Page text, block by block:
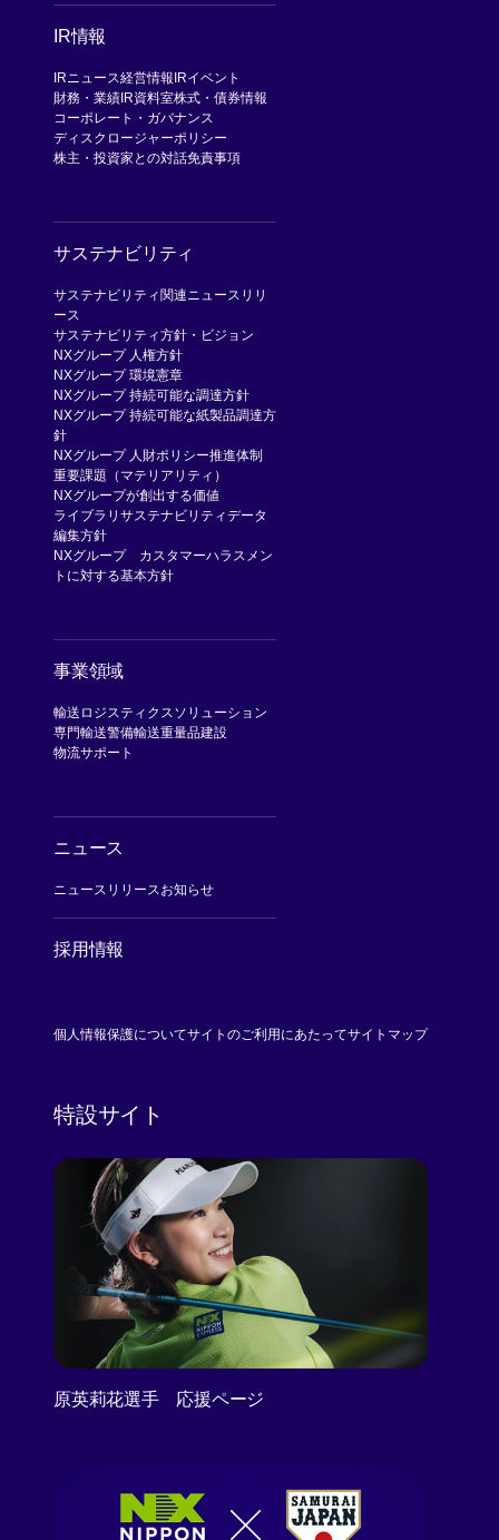
IR情報
IRニュース経営情報IRイベント
財務・業績IR資料室株式・債券情報
コーポレート・ガバナンス
ディスクロージャーポリシー
株主・投資家との対話免責事項
サステナビリティ
サステナビリティ関連ニュースリリ
ース
サステナビリティ方針・ビジョン
NXグループ 人権方針
NXグループ 環境憲章
NXグループ 持続可能な調達方針
NXグループ 持続可能な紙製品調達方
針
NXグループ 人財ポリシー推進体制
重要課題（マテリアリティ）
NXグループが創出する価値
ライブラリ サステナビリティデータ
編集方針
NXグループ カスタマーハラスメン
トに対する基本方針
事業領域
輸送 ロジスティクスソリューション
専門輸送警備輸送重量品建設
物流サポート
ニュース
ニュースリリース お知らせ
採用情報
個人情報保護についてサイトのご利用にあたってサイトマップ
特設サイト
原英莉花選手 応援ページ